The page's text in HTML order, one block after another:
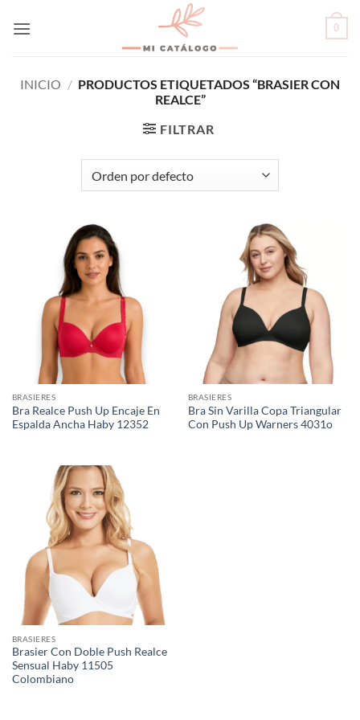
0
INICIO / PRODUCTOS ETIQUETADOS “BRASIER CON
REALCE”
FILTRAR
BRASIERES
Bra Realce Push Up Encaje En
Espalda Ancha Haby 12352
BRASIERES
Bra Sin Varilla Copa Triangular
Con Push Up Warners 4031o
BRASIERES
Brasier Con Doble Push Realce
Sensual Haby 11505
Colombiano